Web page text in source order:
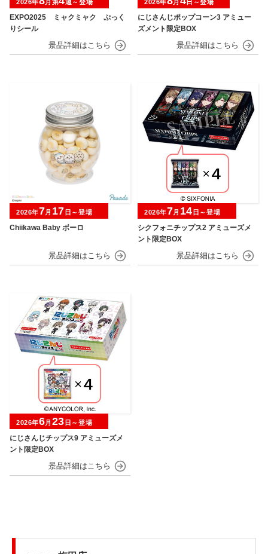
EXPO2025 ミャクミャク ぷっく
りシール
2026年 月第 週～登場
にじさんじポップコーン3 アミュー
ズメント限定BOX
2026年 月 日～登場
Chiikawa Baby ボーロ
2026年7月 17 日～登場
シクフォニチップス2 アミューズメ
ント限定BOX
2026年7月 14 日～登場
にじさんじチップス9 アミューズメ
ント限定BOX
2026年6月 23 日～登場